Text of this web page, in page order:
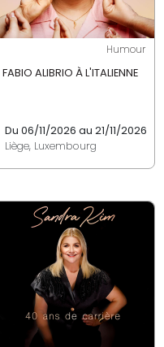
Humour
FABIO ALIBRIO À L'ITALIENNE
Du 06/11/2026 au 21/11/2026
Liège, Luxembourg